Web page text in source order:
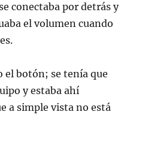
conectaba por detrás y
el volumen cuando
botón; se tenía que
y estaba ahí
a simple vista no está